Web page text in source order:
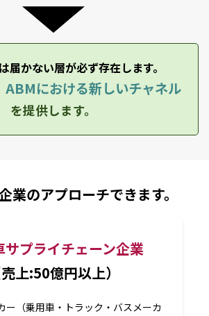
届かない層が必ず存在します。
ABMにおける新しいチャネル
を提供します。
業のアプローチできます。
サプライチェーン企業
売上:50億円以上）
ー（乗用車・トラック・バスメーカ